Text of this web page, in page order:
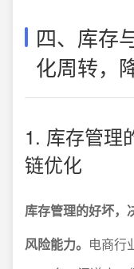
四、库存
化周转，
1. 库存管理
链优化
库存管理的好坏，
风险能力。 电商行